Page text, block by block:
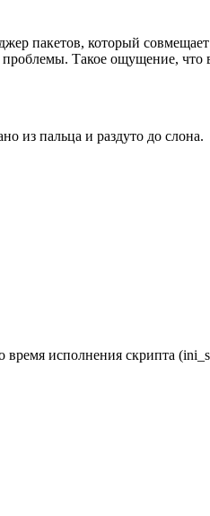
пакетов, который
Такое ощущение, что
из пальца и раздуто до слона.
исполнения скрипта